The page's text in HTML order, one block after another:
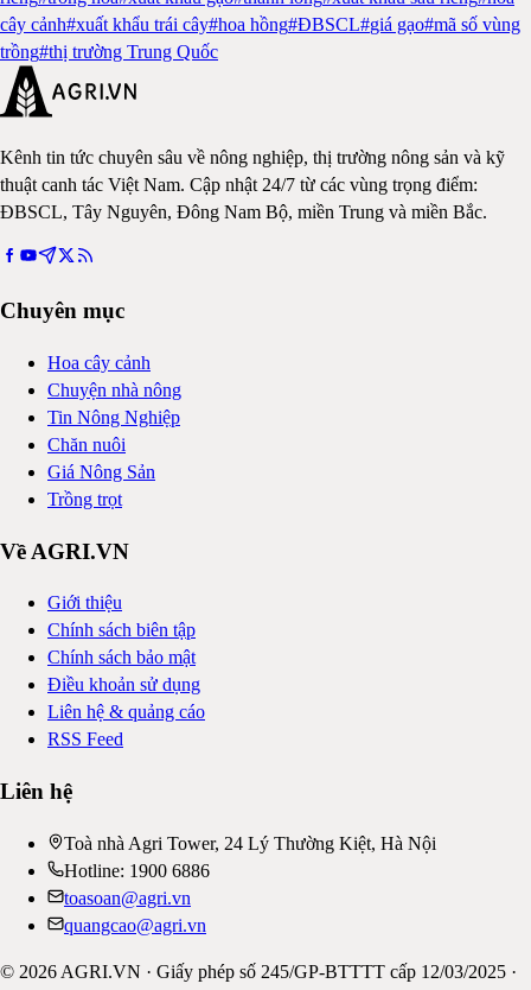
cây cảnh#xuất khẩu trái cây#hoa hồng#ĐBSCL#giá gạo#mã số vùng
trồng#thị trường Trung Quốc
Kênh tin tức chuyên sâu về nông nghiệp, thị trường nông sản và kỹ
thuật canh tác Việt Nam. Cập nhật 24/7 từ các vùng trọng điểm:
ĐBSCL, Tây Nguyên, Đông Nam Bộ, miền Trung và miền Bắc.
Chuyên mục
Hoa cây cảnh
Chuyện nhà nông
Tin Nông Nghiệp
Chăn nuôi
Giá Nông Sản
Trồng trọt
Về AGRI.VN
Giới thiệu
Chính sách biên tập
Chính sách bảo mật
Điều khoản sử dụng
Liên hệ & quảng cáo
RSS Feed
Liên hệ
Toà nhà Agri Tower, 24 Lý Thường Kiệt, Hà Nội
Hotline: 1900 6886
toasoan@agri.vn
quangcao@agri.vn
© 2026 AGRI.VN · Giấy phép số 245/GP-BTTTT cấp 12/03/2025 ·